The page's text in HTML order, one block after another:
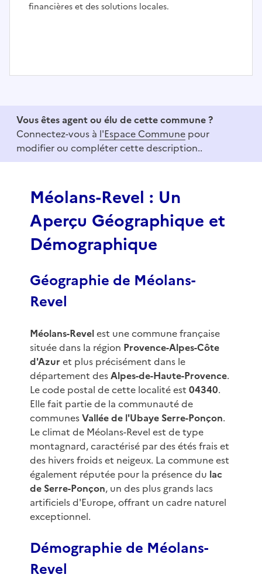
financières et des solutions locales.
f
Vous êtes agent ou élu de cette commune ?
Connectez-vous à l'Espace Commune pour
modifier ou compléter cette description..
Méolans-Revel : Un
Aperçu Géographique et
Démographique
Géographie de Méolans-
Revel
Méolans-Revelest une commune française
située dans la région Provence-Alpes-Côte
d'Azur et plus précisément dans le
département desAlpes-de-Haute-Provence.
Le code postal de cette localité est 04340.
Elle fait partie de la communauté de
communesVallée de l'Ubaye Serre-Ponçon.
Le climat de Méolans-Revel est de type
montagnard, caractérisé par des étés frais et
des hivers froids et neigeux. La commune est
également réputée pour la présence du lac
de Serre-Ponçon, un des plus grands lacs
artificiels d'Europe, offrant un cadre naturel
exceptionnel.
Démographie de Méolans-
Revel